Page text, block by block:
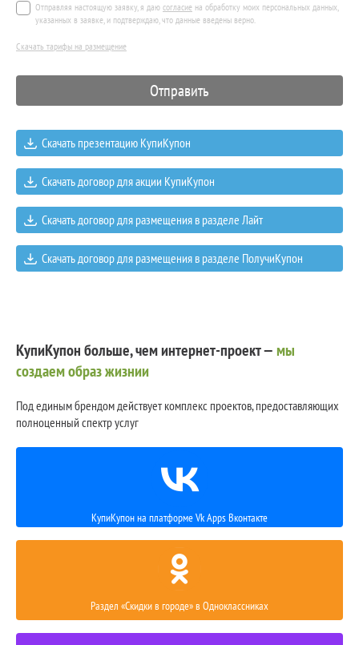
Отправляя настоящую заявку, я даю согласие на обработку моих персональных данных,
указанных в заявке, и подтверждаю, что данные введены верно.
Скачать тарифы на размещение
Скачать презентацию КупиКупон
Скачать договор для акции КупиКупон
Скачать договор для размещения в разделе Лайт
Скачать договор для размещения в разделе ПолучиКупон
КупиКупон больше, чем интернет-проект —мы
создаем образ жизнии
Под единым брендом действует комплекс проектов, предоставляющих
полноценный спектр услуг
КупиКупон на платформе Vk Apps Вконтакте
Раздел «Скидки в городе» в Одноклассниках